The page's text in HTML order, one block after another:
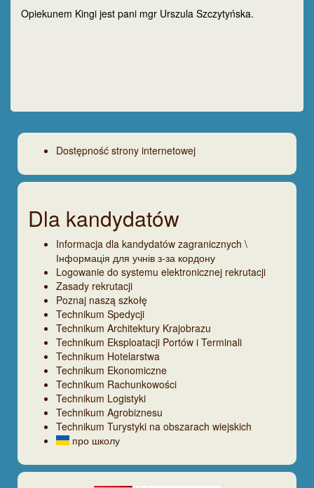
Opiekunem Kingi jest pani mgr Urszula Szczytyńska.
Dostępność strony internetowej
Dla kandydatów
Informacja dla kandydatów zagranicznych \
Інформація для учнів з-за кордону
Logowanie do systemu elektronicznej rekrutacji
Zasady rekrutacji
Poznaj naszą szkołę
Technikum Spedycji
Technikum Architektury Krajobrazu
Technikum Eksploatacji Portów i Terminali
Technikum Hotelarstwa
Technikum Ekonomiczne
Technikum Rachunkowości
Technikum Logistyki
Technikum Agrobiznesu
Technikum Turystyki na obszarach wiejskich
про школу